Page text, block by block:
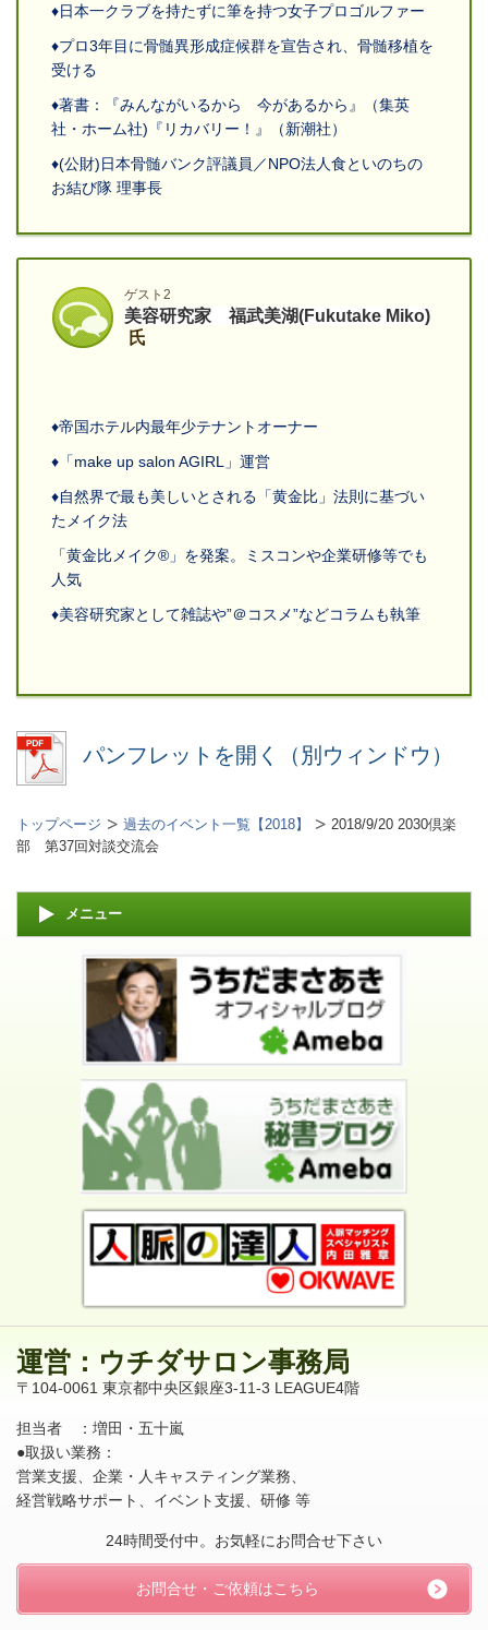
♦日本一クラブを持たずに筆を持つ女子プロゴルファー
♦プロ3年目に骨髄異形成症候群を宣告され、骨髄移植を
受ける
♦著書：『みんながいるから 今があるから 』
（集英
社・ホーム社) 『 リカバリー！ 』
（新潮社）
♦(公財)日本骨髄バンク評議員／NPO法人食といのちの
お結び隊 理事長
ゲスト2
美容研究家 福武美湖(Fukutake Miko)
氏
♦帝国ホテル内最年少テナントオーナー
♦「make up salon AGIRL
」運営
♦自然界で最も美しいとされる「黄金比」法則に基づい
たメイク法
「黄金比メイク® 」を発案。ミスコンや企業研修等でも
人気
♦美容研究家として雑誌や”＠コスメ”などコラムも執筆
パンフレットを開く（別ウィンドウ）
トップページ 過去のイベント一覧【2018】
2018/9/20 2030倶楽
部 第37回対談交流会
メニュー
運営：ウチダサロン事務局
〒104-0061 東京都中央区銀座3-11-3 LEAGUE4階
担当者 ：増田・五十嵐
●取扱い業務：
営業支援、企業・人キャスティング業務、
経営戦略サポート、イベント支援、研修 等
24時間受付中。お気軽にお問合せ下さい
お問合せ・ご依頼はこちら